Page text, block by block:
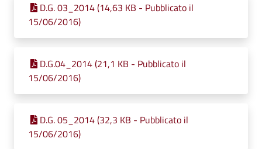
D.G. 03_2014 (14,63 KB - Pubblicato il
15/06/2016)
D.G.04_2014 (21,1 KB - Pubblicato il
15/06/2016)
D.G. 05_2014 (32,3 KB - Pubblicato il
15/06/2016)